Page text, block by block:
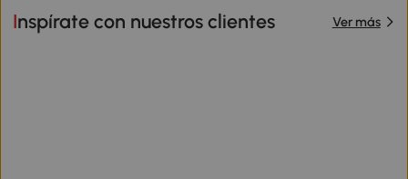
Inspírate con nuestros clientes Ver más